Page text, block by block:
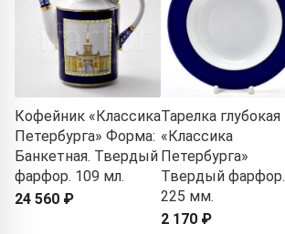
Кофейник «Классика
Петербурга» Форма:
Банкетная. Твердый
фарфор. 109 мл.
24 560 ₽
Тарелка глубокая
«Классика
Петербурга»
Твердый фарфор.
225 мм.
2 170 ₽